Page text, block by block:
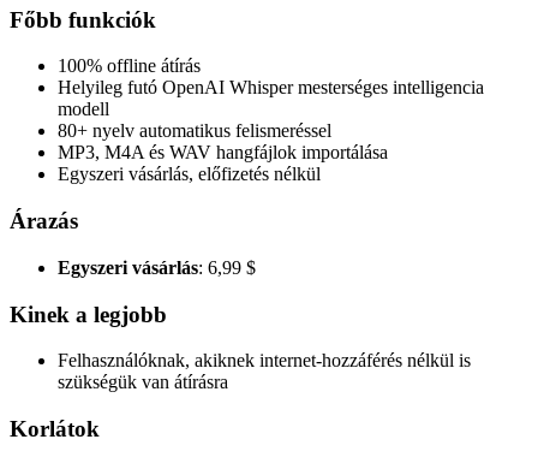
Főbb funkciók
100% offline átírás
Helyileg futó OpenAI Whisper mesterséges intelligencia
modell
80+ nyelv automatikus felismeréssel
MP3, M4A és WAV hangfájlok importálása
Egyszeri vásárlás, előfizetés nélkül
Árazás
Egyszeri vásárlás: 6,99 $
Kinek a legjobb
Felhasználóknak, akiknek internet-hozzáférés nélkül is
szükségük van átírásra
Korlátok